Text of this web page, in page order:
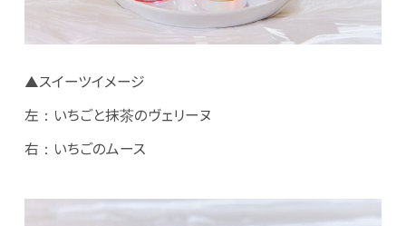
▲スイーツイメージ
左：いちごと抹茶のヴェリーヌ
右：いちごのムース